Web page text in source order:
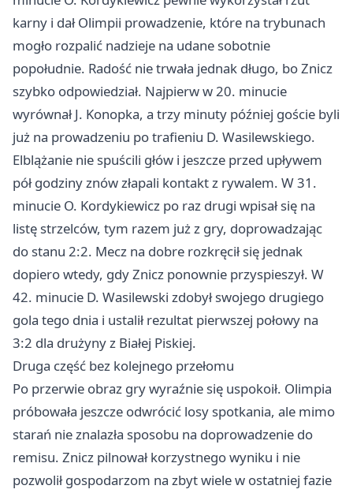
karny i dał Olimpii prowadzenie, które na trybunach
mogło rozpalić nadzieje na udane sobotnie
popołudnie. Radość nie trwała jednak długo, bo Znicz
szybko odpowiedział. Najpierw w 20. minucie
wyrównał J. Konopka, a trzy minuty później goście byli
już na prowadzeniu po trafieniu D. Wasilewskiego.
Elblążanie nie spuścili głów i jeszcze przed upływem
pół godziny znów złapali kontakt z rywalem. W 31.
minucie O. Kordykiewicz po raz drugi wpisał się na
listę strzelców, tym razem już z gry, doprowadzając
do stanu 2:2. Mecz na dobre rozkręcił się jednak
dopiero wtedy, gdy Znicz ponownie przyspieszył. W
42. minucie D. Wasilewski zdobył swojego drugiego
gola tego dnia i ustalił rezultat pierwszej połowy na
3:2 dla drużyny z Białej Piskiej.
Druga część bez kolejnego przełomu
Po przerwie obraz gry wyraźnie się uspokoił. Olimpia
próbowała jeszcze odwrócić losy spotkania, ale mimo
starań nie znalazła sposobu na doprowadzenie do
remisu. Znicz pilnował korzystnego wyniku i nie
pozwolił gospodarzom na zbyt wiele w ostatniej fazie